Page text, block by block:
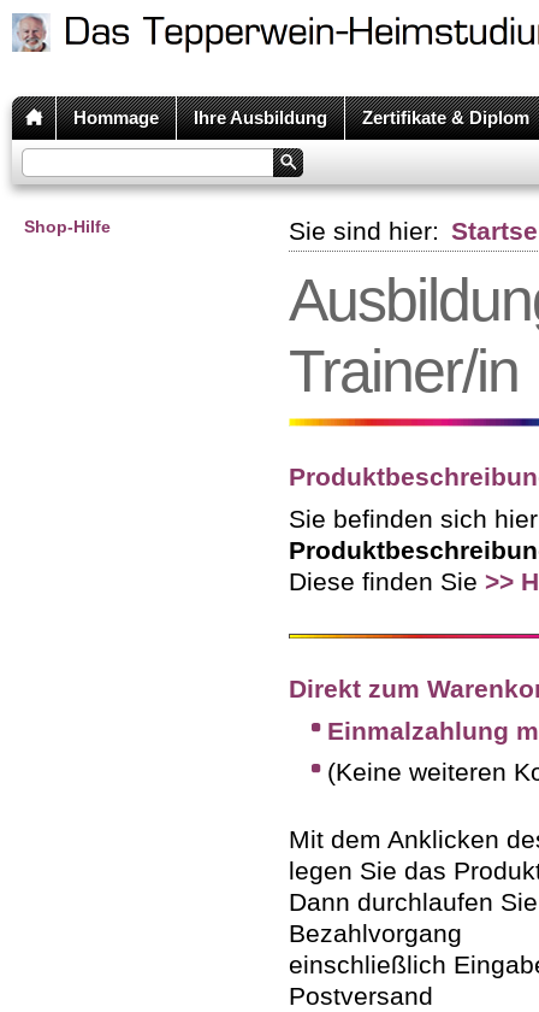
Hommage Ihre Ausbildung Zertifikate & Diplom
Shop-Hilfe Sie sind hier:
Trainer/in
Sie befinden sich
Diese finden Sie >>
Direkt zum
Einmalzahlung
(Keine weiteren
Mit dem Anklicken
legen Sie das
Dann durchlaufen
Bezahlvorgang
einschließlich
Postversand